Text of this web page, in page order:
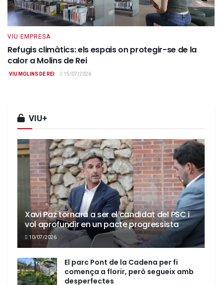
VIU EMPRESA
Refugis climàtics: els espais on protegir-se de la
calor a Molins de Rei
VIU MOLINS DE REI 15/07/2026
VIU+
Xavi Paz tornarà a ser el candidat del PSC i
vol aprofundir en un pacte progressista
10/07/2026
El parc Pont de la Cadena per fi
comença a florir, però segueix amb
desperfectes